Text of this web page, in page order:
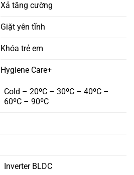
Xả tăng cường
Giặt yên tĩnh
Khóa trẻ em
Hygiene Care+
Cold – 20ºC – 30ºC – 40ºC –
60ºC – 90ºC
Inverter BLDC